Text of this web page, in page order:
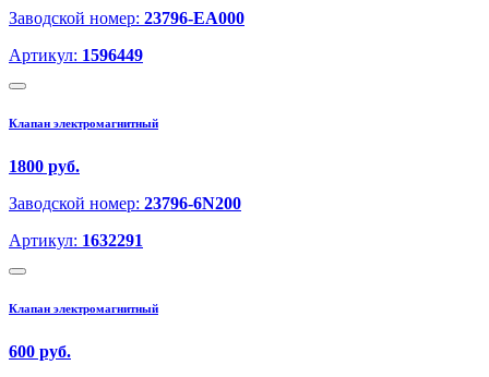
Заводской номер: 23796-EA000
Артикул: 1596449
Клапан электромагнитный
1800 руб.
Заводской номер: 23796-6N200
Артикул: 1632291
Клапан электромагнитный
600 руб.